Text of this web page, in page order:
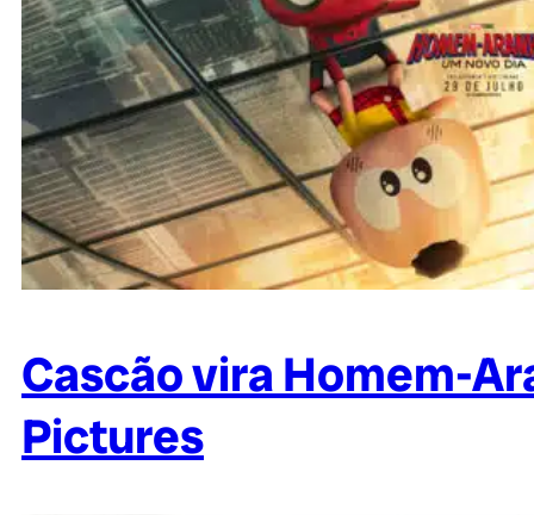
Cascão vira Homem-
Pictures